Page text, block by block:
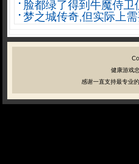
脸都绿了得到牛魔侍卫
梦之城传奇,但实际上
健康游戏
感谢一直支持最专业